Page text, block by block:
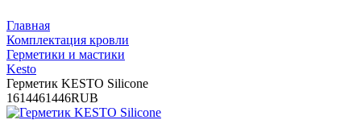
Главная
Комплектация кровли
Герметики и мастики
Kesto
Герметик KESTO Silicone
1614461446RUB